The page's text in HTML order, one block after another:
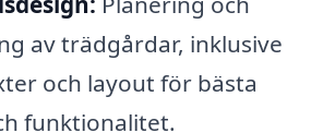
av trädgårdar, inklusive
och layout för bästa
funktionalitet.